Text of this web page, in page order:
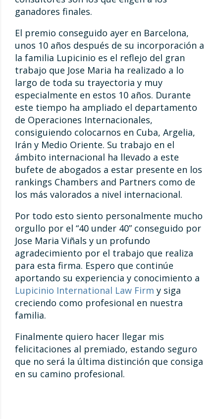
ganadores finales.
El premio conseguido ayer en Barcelona,
unos 10 años después de su incorporación a
la familia Lupicinio es el reflejo del gran
trabajo que Jose Maria ha realizado a lo
largo de toda su trayectoria y muy
especialmente en estos 10 años. Durante
este tiempo ha ampliado el departamento
de Operaciones Internacionales,
consiguiendo colocarnos en Cuba, Argelia,
Irán y Medio Oriente. Su trabajo en el
ámbito internacional ha llevado a este
bufete de abogados a estar presente en los
rankings Chambers and Partners como de
los más valorados a nivel internacional.
Por todo esto siento personalmente mucho
orgullo por el “40 under 40” conseguido por
Jose Maria Viñals y un profundo
agradecimiento por el trabajo que realiza
para esta firma. Espero que continúe
aportando su experiencia y conocimiento a
Lupicinio International Law Firm y siga
creciendo como profesional en nuestra
familia.
Finalmente quiero hacer llegar mis
felicitaciones al premiado, estando seguro
que no será la última distinción que consiga
en su camino profesional.